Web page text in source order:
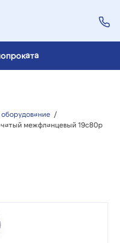
/
межфланцевый 19с80р